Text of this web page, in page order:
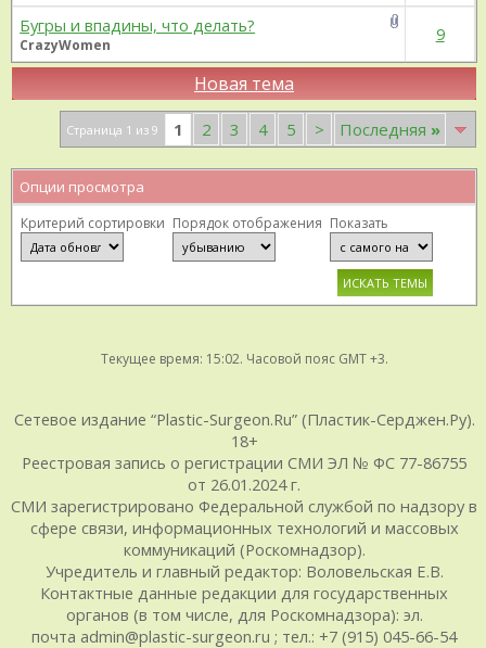
Бугры и впадины, что делать?
CrazyWomen
9
Новая тема
Страница 1 из 9 1 2 3 4 5 > Последняя »
Опции просмотра
Критерий сортировки Порядок отображения Показать
Текущее время: 15:02. Часовой пояс GMT +3.
Сетевое издание “Plastic-Surgeon.Ru” (Пластик-Серджен.Ру).
18+
Реестровая запись о регистрации СМИ ЭЛ № ФС 77-86755
от 26.01.2024 г.
СМИ зарегистрировано Федеральной службой по надзору в
сфере связи, информационных технологий и массовых
коммуникаций (Роскомнадзор).
Учредитель и главный редактор: Воловельская Е.В.
Контактные данные редакции для государственных
органов (в том числе, для Роскомнадзора): эл.
почта admin@plastic-surgeon.ru ; тел.: +7 (915) 045-66-54